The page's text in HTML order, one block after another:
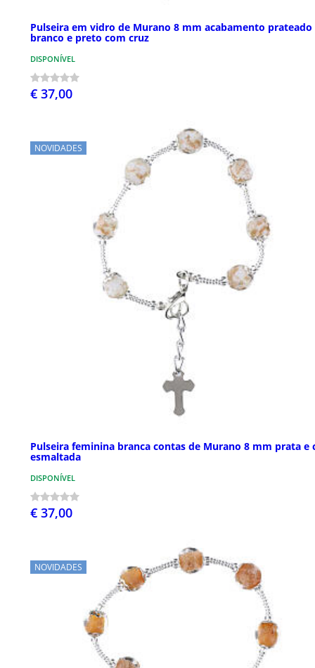
Pulseira em vidro de Murano 8 mm acabamento prateado
branco e preto com cruz
DISPONÍVEL
€ 37,00
NOVIDADES
Pulseira feminina branca contas de Murano 8 mm prata e
esmaltada
DISPONÍVEL
€ 37,00
NOVIDADES